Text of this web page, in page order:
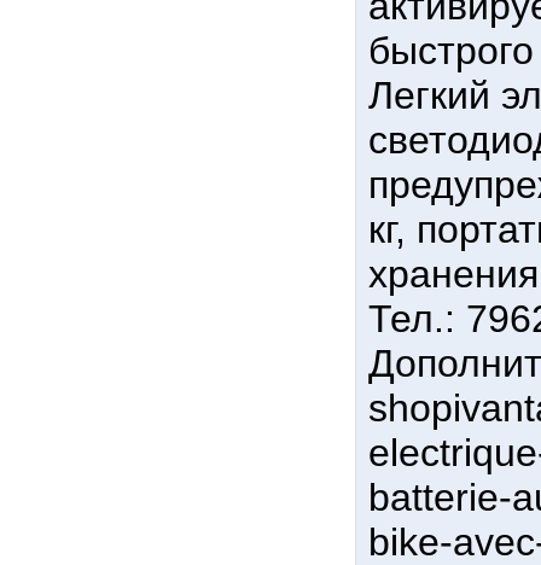
Легкий
кг,
Тел.:
batterie-
bike-